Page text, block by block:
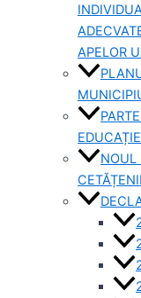
APELOR
NOUL